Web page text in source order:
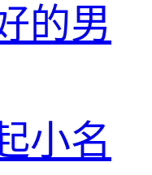
的男
小名